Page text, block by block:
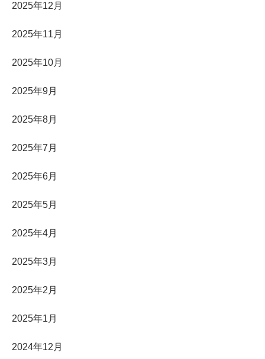
2025年12月
2025年11月
2025年10月
2025年9月
2025年8月
2025年7月
2025年6月
2025年5月
2025年4月
2025年3月
2025年2月
2025年1月
2024年12月